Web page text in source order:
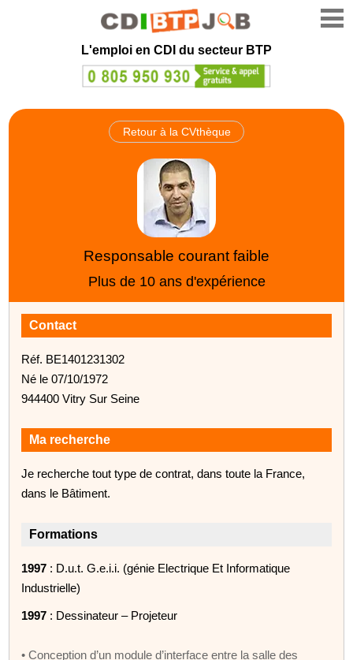
L'emploi en CDI du secteur BTP
Retour à la CVthèque
Responsable courant faible
Plus de 10 ans d'expérience
Contact
Réf. BE1401231302
Né le 07/10/1972
944400 Vitry Sur Seine
Ma recherche
Je recherche tout type de contrat, dans toute la France,
dans le Bâtiment.
Formations
1997 : D.u.t. G.e.i.i. (génie Electrique Et Informatique
Industrielle)
1997 : Dessinateur – Projeteur
• Conception d’un module d’interface entre la salle des